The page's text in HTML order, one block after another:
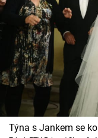
Týna s Jankem se